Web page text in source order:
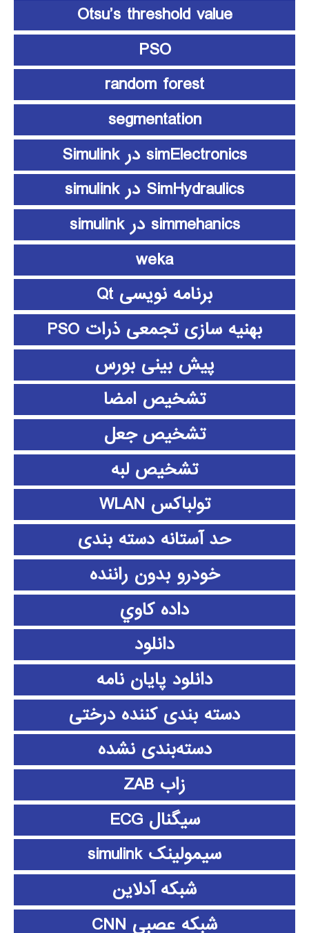
Otsu’s threshold value
PSO
random forest
segmentation
simElectronics در Simulink
SimHydraulics در simulink
simmehanics در simulink
weka
برنامه نویسی Qt
بهنیه سازی تجمعی ذرات PSO
پیش بینی بورس
تشخیص امضا
تشخیص جعل
تشخیص لبه
تولباکس WLAN
حد آستانه دسته بندی
خودرو بدون راننده
داده كاوي
دانلود
دانلود پايان نامه
دسته بندی کننده درختی
دسته‌بندی نشده
زاب ZAB
سیگنال ECG
سیمولینک simulink
شبکه آدلاین
شبکه عصبی CNN